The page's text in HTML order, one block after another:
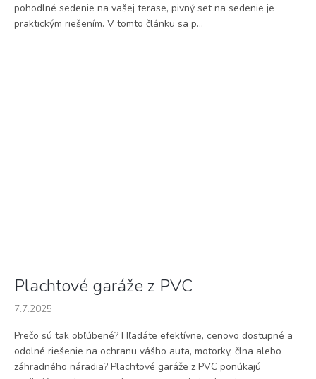
pohodlné sedenie na vašej terase, pivný set na sedenie je
praktickým riešením. V tomto článku sa p...
Plachtové garáže z PVC
7.7.2025
Prečo sú tak obľúbené? Hľadáte efektívne, cenovo dostupné a
odolné riešenie na ochranu vášho auta, motorky, člna alebo
záhradného náradia? Plachtové garáže z PVC ponúkajú